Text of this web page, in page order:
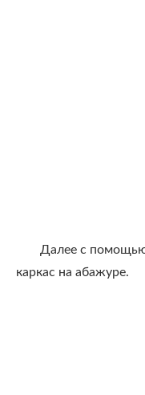
Далее с помощью
каркас на абажуре.